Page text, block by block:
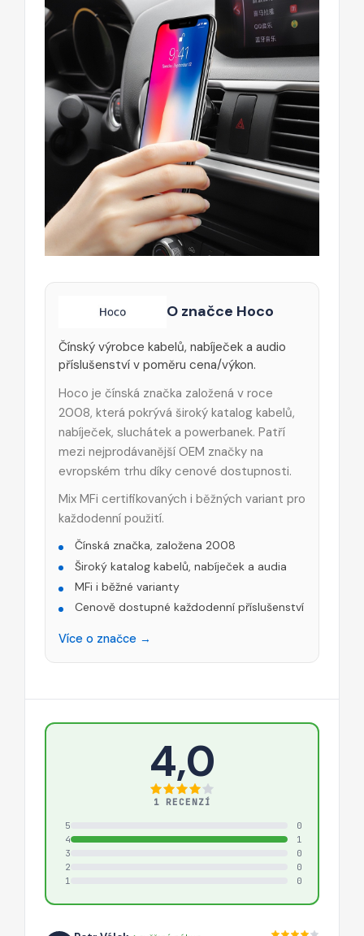
O značce Hoco
Čínský výrobce kabelů, nabíječek a audio
příslušenství v poměru cena/výkon.
Hoco je čínská značka založená v roce
2008, která pokrývá široký katalog kabelů,
nabíječek, sluchátek a powerbanek. Patří
mezi nejprodávanější OEM značky na
evropském trhu díky cenové dostupnosti.
Mix MFi certifikovaných i běžných variant pro
každodenní použití.
Čínská značka, založena 2008
Široký katalog kabelů, nabíječek a audia
MFi i běžné varianty
Cenově dostupné každodenní příslušenství
Více o značce →
4,0
1 RECENZÍ
5
0
4
1
3
0
2
0
1
0